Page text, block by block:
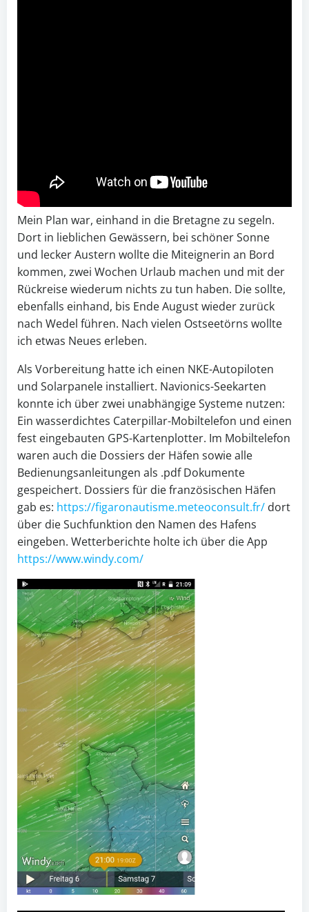
Mein Plan war, einhand in die Bretagne zu segeln.
Dort in lieblichen Gewässern, bei schöner Sonne
und lecker Austern wollte die Miteignerin an Bord
kommen, zwei Wochen Urlaub machen und mit der
Rückreise wiederum nichts zu tun haben. Die sollte,
ebenfalls einhand, bis Ende August wieder zurück
nach Wedel führen. Nach vielen Ostseetörns wollte
ich etwas Neues erleben.
Als Vorbereitung hatte ich einen NKE-Autopiloten
und Solarpanele installiert. Navionics-Seekarten
konnte ich über zwei unabhängige Systeme nutzen:
Ein wasserdichtes Caterpillar-Mobiltelefon und einen
fest eingebauten GPS-Kartenplotter. Im Mobiltelefon
waren auch die Dossiers der Häfen sowie alle
Bedienungsanleitungen als .pdf Dokumente
gespeichert. Dossiers für die französischen Häfen
gab es: https://figaronautisme.meteoconsult.fr/ dort
über die Suchfunktion den Namen des Hafens
eingeben. Wetterberichte holte ich über die App
https://www.windy.com/